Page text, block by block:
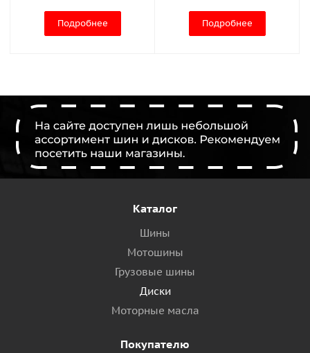
Подробнее Подробнее
Каталог
Шины
Мотошины
Грузовые шины
Диски
Моторные масла
Покупателю